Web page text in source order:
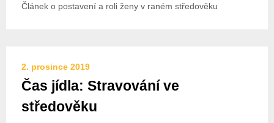
Článek o postavení a roli ženy v raném středověku
2. prosince 2019
Čas jídla: Stravování ve
středověku